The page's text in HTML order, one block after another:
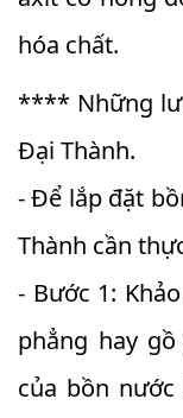
hóa chất.
**** Những
Đại Thành.
- Để lắp đặt
Thành cần
- Bước 1:
phẳng hay
của bồn